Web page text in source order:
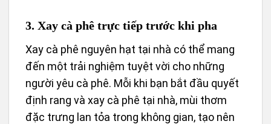
3. Xay cà phê trực tiếp trước khi pha
Xay cà phê nguyên hạt tại nhà có thể mang
đến một trải nghiệm tuyệt vời cho những
người yêu cà phê. Mỗi khi bạn bắt đầu quyết
định rang và xay cà phê tại nhà, mùi thơm
đặc trưng lan tỏa trong không gian, tạo nên